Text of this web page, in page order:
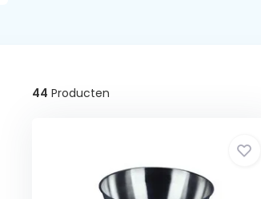
44 Producten